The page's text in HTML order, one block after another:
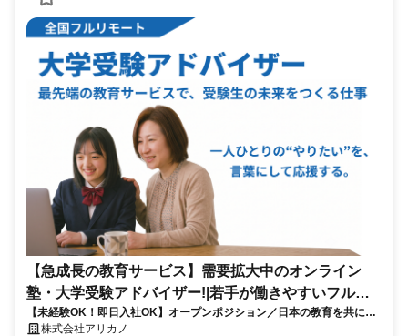
【急成長の教育サービス】需要拡大中のオンライン
塾・大学受験アドバイザー!|若手が働きやすいフルリ
モート勤務
【未経験OK！即日入社OK】オープンポジション／日本の教育を共に変
える仲間を募集します！
株式会社アリカノ